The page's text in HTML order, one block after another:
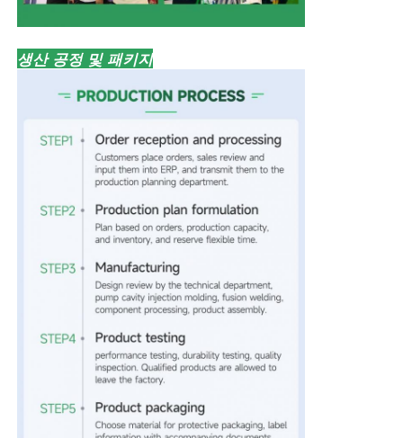
생산 공정 및 패키지